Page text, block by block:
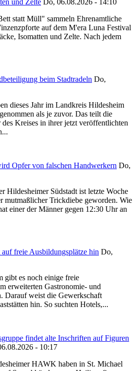
und Zelte Do, 06.08.2026 - 14:10
statt Müll" sammeln Ehrenamtliche
auf dem M'era Luna Festival
Isomatten und Zelte. Nach jedem
beim Stadtradeln Do,
dieses Jahr im Landkreis Hildesheim
als je zuvor. Das teilt die
Kreises in ihrer jetzt veröffentlichten
Opfer von falschen Handwerkern Do,
Hildesheimer Südstadt ist letzte Woche
mutmaßlicher Trickdiebe geworden. Wie
einer der Männer gegen 12:30 Uhr an
freie Ausbildungsplätze hin Do,
gibt es noch einige freie
erweiterten Gastronomie- und
Darauf weist die Gewerkschaft
hin. So suchten Hotels,...
findet alte Inschriften auf Figuren
- 10:17
HAWK haben in St. Michael